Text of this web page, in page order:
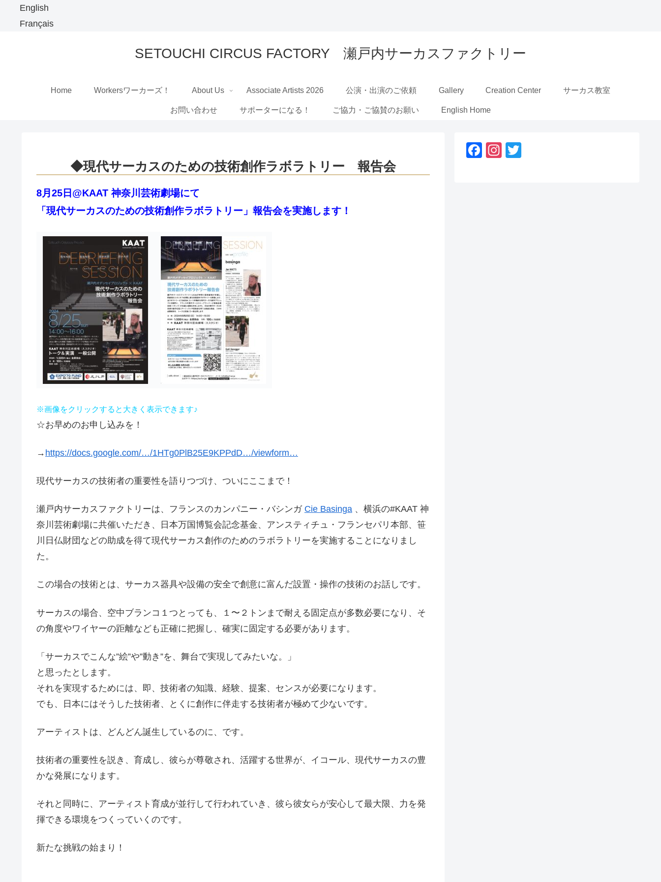
English
Français
SETOUCHI CIRCUS FACTORY 瀬戸内サーカスファクトリー
Home Workersワーカーズ！ About Us Associate Artists 2026 公演・出演のご依頼 Gallery Creation Center サーカス教室
お問い合わせ サポーターになる！ ご協力・ご協賛のお願い English Home
◆現代サーカスのための技術創作ラボラトリー 報告会
8月25日@KAAT 神奈川芸術劇場にて
「現代サーカスのための技術創作ラボラトリー」報告会を実施します！
※画像をクリックすると大きく表示できます♪
☆お早めのお申し込みを！
→ https://docs.google.com/…/1HTg0PlB25E9KPPdD…/viewform…
現代サーカスの技術者の重要性を語りつづけ、ついにここまで！
瀬戸内サーカスファクトリーは、フランスのカンパニー・バシンガ Cie Basinga 、横浜の#KAAT 神
奈川芸術劇場に共催いただき、日本万国博覧会記念基金、アンスティチュ・フランセパリ本部、笹
川日仏財団などの助成を得て現代サーカス創作のためのラボラトリーを実施することになりまし
た。
この場合の技術とは、サーカス器具や設備の安全で創意に富んだ設置・操作の技術のお話しです。
サーカスの場合、空中ブランコ１つとっても、１〜２トンまで耐える固定点が多数必要になり、そ
の角度やワイヤーの距離なども正確に把握し、確実に固定する必要があります。
「サーカスでこんな”絵”や”動き”を、舞台で実現してみたいな。」
と思ったとします。
それを実現するためには、即、技術者の知識、経験、提案、センスが必要になります。
でも、日本にはそうした技術者、とくに創作に伴走する技術者が極めて少ないです。
アーティストは、どんどん誕生しているのに、です。
技術者の重要性を説き、育成し、彼らが尊敬され、活躍する世界が、イコール、現代サーカスの豊
かな発展になります。
それと同時に、アーティスト育成が並行して行われていき、彼ら彼女らが安心して最大限、力を発
揮できる環境をつくっていくのです。
新たな挑戦の始まり！
F
In